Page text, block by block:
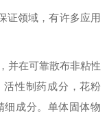
证领域，有许多应用
并在可靠散布非粘性
性制药成分，花粉
细成分。单体固体物